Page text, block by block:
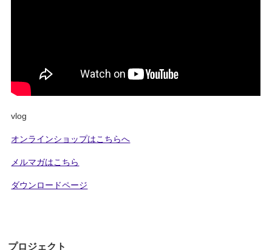
vlog
オンラインショップはこちらへ
メルマガはこちら
ダウンロードページ
プロジェクト